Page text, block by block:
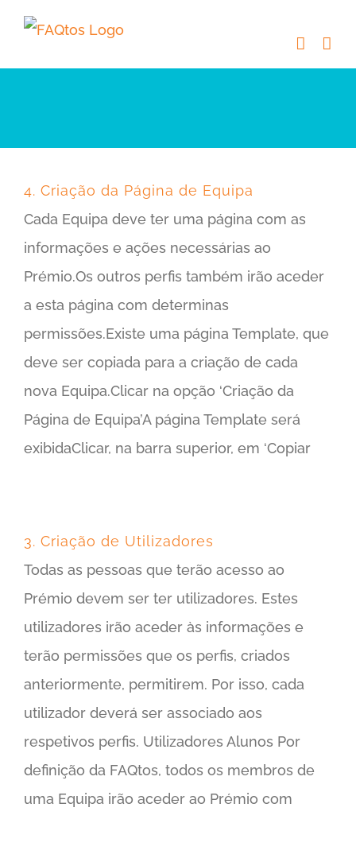
Skip
content
4. Criação da Página de Equipa
Cada Equipa deve ter uma página com as
informações e ações necessárias ao
Prémio.Os outros perfis também irão aceder
a esta página com determinas
permissões.Existe uma página Template, que
deve ser copiada para a criação de cada
nova Equipa.Clicar na opção ‘Criação da
Página de Equipa’A página Template será
exibidaClicar, na barra superior, em ‘Copiar
3. Criação de Utilizadores
Todas as pessoas que terão acesso ao
Prémio devem ser ter utilizadores. Estes
utilizadores irão aceder às informações e
terão permissões que os perfis, criados
anteriormente, permitirem. Por isso, cada
utilizador deverá ser associado aos
respetivos perfis. Utilizadores Alunos Por
definição da FAQtos, todos os membros de
uma Equipa irão aceder ao Prémio com